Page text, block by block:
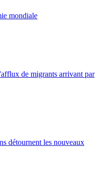
mondiale
de migrants arrivant par
détournent les nouveaux